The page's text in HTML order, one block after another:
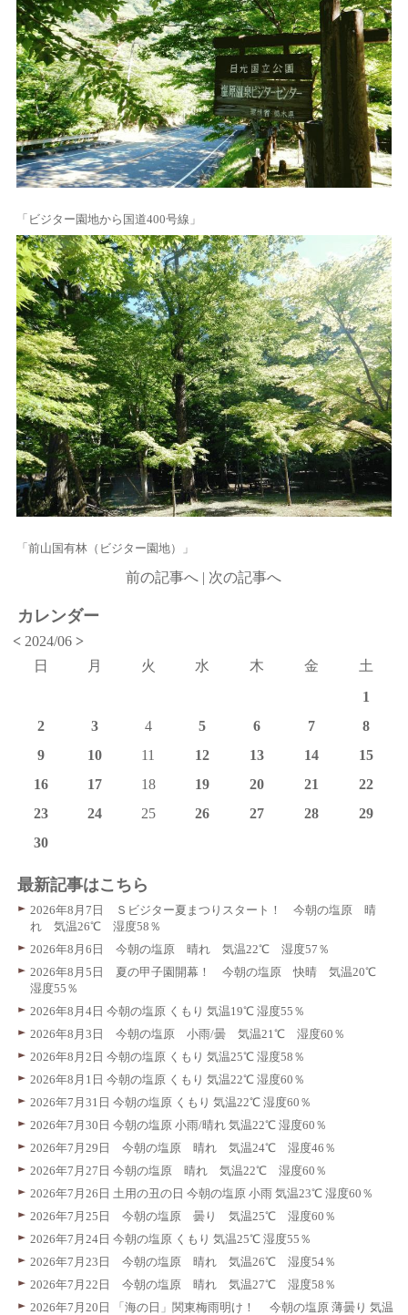
「ビジター園地から国道400号線」
「前山国有林（ビジター園地）」
前の記事へ | 次の記事へ
カレンダー
< 2024/06>
日
月 火 水 木 金
土
1
2
3 4 5 6 7
8
9
10 11 12 13 14
15
16
17 18 19 20 21
22
23
24 25 26 27 28
29
30
最新記事はこちら
2026年8月7日 Ｓビジター夏まつりスタート！ 今朝の塩原 晴
れ 気温26℃ 湿度58％
2026年8月6日 今朝の塩原 晴れ 気温22℃ 湿度57％
2026年8月5日 夏の甲子園開幕！ 今朝の塩原 快晴 気温20℃
湿度55％
2026年8月4日 今朝の塩原 くもり 気温19℃ 湿度55％
2026年8月3日 今朝の塩原 小雨/曇 気温21℃ 湿度60％
2026年8月2日 今朝の塩原 くもり 気温25℃ 湿度58％
2026年8月1日 今朝の塩原 くもり 気温22℃ 湿度60％
2026年7月31日 今朝の塩原 くもり 気温22℃ 湿度60％
2026年7月30日 今朝の塩原 小雨/晴れ 気温22℃ 湿度60％
2026年7月29日 今朝の塩原 晴れ 気温24℃ 湿度46％
2026年7月27日 今朝の塩原 晴れ 気温22℃ 湿度60％
2026年7月26日 土用の丑の日 今朝の塩原 小雨 気温23℃ 湿度60％
2026年7月25日 今朝の塩原 曇り 気温25℃ 湿度60％
2026年7月24日 今朝の塩原 くもり 気温25℃ 湿度55％
2026年7月23日 今朝の塩原 晴れ 気温26℃ 湿度54％
2026年7月22日 今朝の塩原 晴れ 気温27℃ 湿度58％
2026年7月20日 「海の日」関東梅雨明け！ 今朝の塩原 薄曇り 気温